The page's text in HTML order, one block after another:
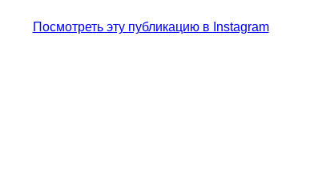
Посмотреть эту публикацию в Instagram